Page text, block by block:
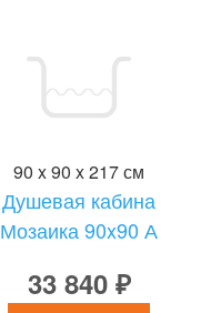
90 x 90 x 217 см
Душевая кабина
Мозаика 90x90 А
33 840 ₽